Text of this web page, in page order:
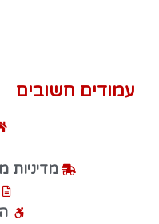
עמודים חשובים
מדיניות